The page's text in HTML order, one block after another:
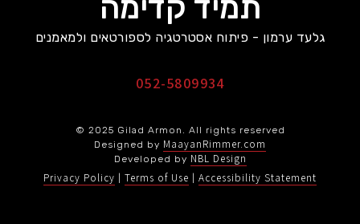
תמיד קדימה
גלעד ערמון - פיתוח אסטרטגיה לספורטאים ולמאמנים
052-5809934
© 2025 Gilad Armon. All rights reserved
Designed by MaayanRimmer.com
Developed by NBL Design
Privacy Policy
Terms of Use Accessibility Statement